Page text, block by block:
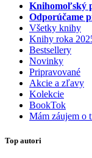
Knihomoľský
Odporúčame
Všetky knihy
Knihy roka
Bestsellery
Novinky
Pripravované
Akcie a zľavy
Kolekcie
BookTok
Mám záujem o
Top autori